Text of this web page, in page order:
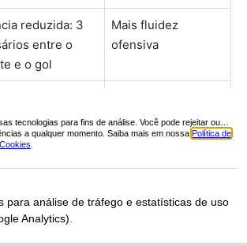
reduzida: 3
entre o
e o gol
Mais fluidez
ofensiva
(penúltimo
3,69 (+43%)
critério de
Elimina punições
irregular sem